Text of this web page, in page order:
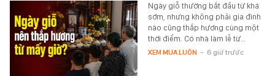
Ngày giỗ thường bắt đầu từ khá
sớm, nhưng không phải gia đình
nào cũng thắp hương cùng một
thời điểm. Có nhà làm lễ từ…
XEM MUA LUÔN - 6 giờ trước